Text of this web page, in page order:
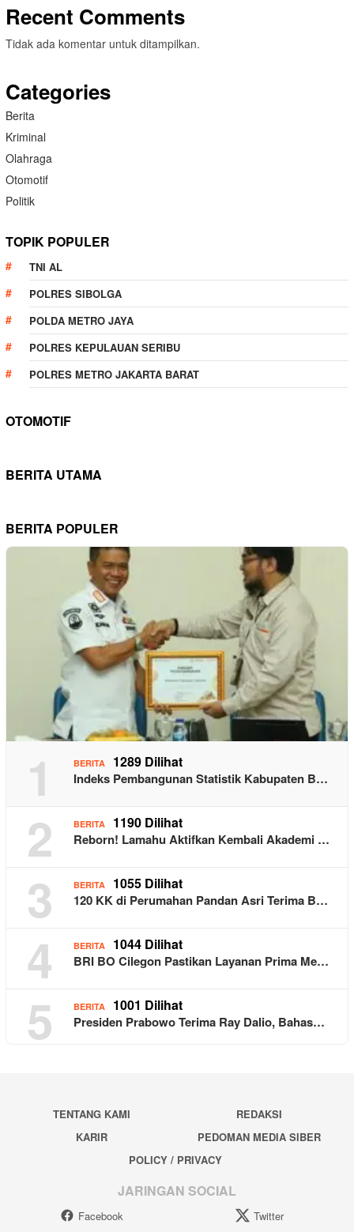
Recent Comments
Tidak ada komentar untuk ditampilkan.
Categories
Berita
Kriminal
Olahraga
Otomotif
Politik
TOPIK POPULER
TNI AL
POLRES SIBOLGA
POLDA METRO JAYA
POLRES KEPULAUAN SERIBU
POLRES METRO JAKARTA BARAT
OTOMOTIF
BERITA UTAMA
BERITA POPULER
1 BERITA 1289 Dilihat
Indeks Pembangunan Statistik Kabupaten B…
2 BERITA 1190 Dilihat
Reborn! Lamahu Aktifkan Kembali Akademi …
3 BERITA 1055 Dilihat
120 KK di Perumahan Pandan Asri Terima B…
4 BERITA 1044 Dilihat
BRI BO Cilegon Pastikan Layanan Prima Me…
5 BERITA 1001 Dilihat
Presiden Prabowo Terima Ray Dalio, Bahas…
TENTANG KAMI
REDAKSI
KARIR
PEDOMAN MEDIA SIBER
POLICY / PRIVACY
JARINGAN SOCIAL
Facebook
Twitter